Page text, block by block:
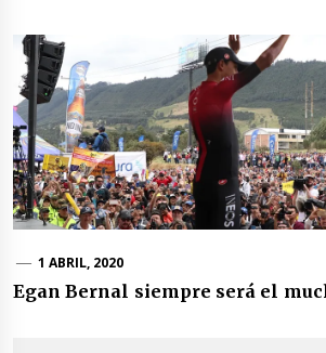
1 ABRIL, 2020
Egan Bernal siempre será el